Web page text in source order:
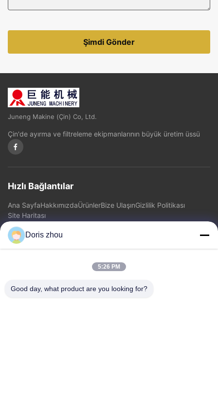
Şimdi Gönder
Juneng Makine (Çin) Co, Ltd.
Çin'de ayırma ve filtreleme ekipmanlarının büyük üretim üssü
Hızlı Bağlantılar
Ana SayfaHakkımızdaÜrünlerBize UlaşınGizlilik Politikası
Site Haritası
Bize Ulaşın
Adres: Chaoyang Road, Zhotie kasaba, şehir Yixing Jiangsu
Doris zhou
5:26 PM
Good day, what product are you looking for?